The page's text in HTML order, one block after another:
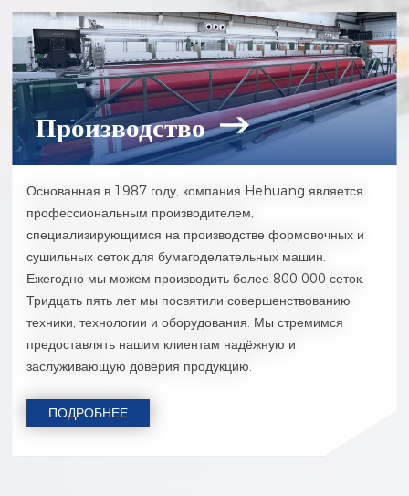
Производство
Основанная в 1987 году, компания Hehuang является
профессиональным производителем,
специализирующимся на производстве формовочных и
сушильных сеток для бумагоделательных машин.
Ежегодно мы можем производить более 800 000 сеток.
Тридцать пять лет мы посвятили совершенствованию
техники, технологии и оборудования. Мы стремимся
предоставлять нашим клиентам надёжную и
заслуживающую доверия продукцию.
ПОДРОБНЕЕ